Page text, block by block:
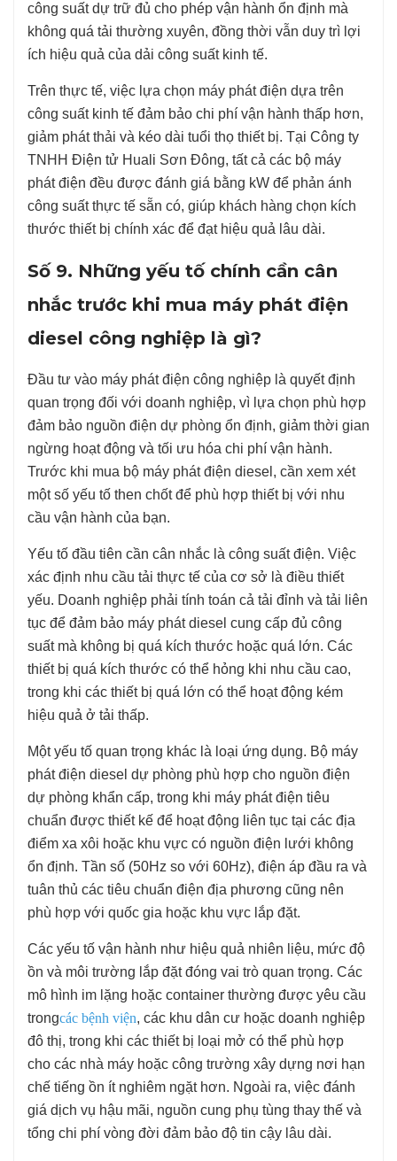
công suất dự trữ đủ cho phép vận hành ổn định mà
không quá tải thường xuyên, đồng thời vẫn duy trì lợi
ích hiệu quả của dải công suất kinh tế.
Trên thực tế, việc lựa chọn máy phát điện dựa trên
công suất kinh tế đảm bảo chi phí vận hành thấp hơn,
giảm phát thải và kéo dài tuổi thọ thiết bị. Tại Công ty
TNHH Điện tử Huali Sơn Đông, tất cả các bộ máy
phát điện đều được đánh giá bằng kW để phản ánh
công suất thực tế sẵn có, giúp khách hàng chọn kích
thước thiết bị chính xác để đạt hiệu quả lâu dài.
Số 9. Những yếu tố chính cần cân
nhắc trước khi mua máy phát điện
diesel công nghiệp là gì?
Đầu tư vào máy phát điện công nghiệp là quyết định
quan trọng đối với doanh nghiệp, vì lựa chọn phù hợp
đảm bảo nguồn điện dự phòng ổn định, giảm thời gian
ngừng hoạt động và tối ưu hóa chi phí vận hành.
Trước khi mua bộ máy phát điện diesel, cần xem xét
một số yếu tố then chốt để phù hợp thiết bị với nhu
cầu vận hành của bạn.
Yếu tố đầu tiên cần cân nhắc là công suất điện. Việc
xác định nhu cầu tải thực tế của cơ sở là điều thiết
yếu. Doanh nghiệp phải tính toán cả tải đỉnh và tải liên
tục để đảm bảo máy phát diesel cung cấp đủ công
suất mà không bị quá kích thước hoặc quá lớn. Các
thiết bị quá kích thước có thể hỏng khi nhu cầu cao,
trong khi các thiết bị quá lớn có thể hoạt động kém
hiệu quả ở tải thấp.
Một yếu tố quan trọng khác là loại ứng dụng. Bộ máy
phát điện diesel dự phòng phù hợp cho nguồn điện
dự phòng khẩn cấp, trong khi máy phát điện tiêu
chuẩn được thiết kế để hoạt động liên tục tại các địa
điểm xa xôi hoặc khu vực có nguồn điện lưới không
ổn định. Tần số (50Hz so với 60Hz), điện áp đầu ra và
tuân thủ các tiêu chuẩn điện địa phương cũng nên
phù hợp với quốc gia hoặc khu vực lắp đặt.
Các yếu tố vận hành như hiệu quả nhiên liệu, mức độ
ồn và môi trường lắp đặt đóng vai trò quan trọng. Các
mô hình im lặng hoặc container thường được yêu cầu
trongcác bệnh viện, các khu dân cư hoặc doanh nghiệp
đô thị, trong khi các thiết bị loại mở có thể phù hợp
cho các nhà máy hoặc công trường xây dựng nơi hạn
chế tiếng ồn ít nghiêm ngặt hơn. Ngoài ra, việc đánh
giá dịch vụ hậu mãi, nguồn cung phụ tùng thay thế và
tổng chi phí vòng đời đảm bảo độ tin cậy lâu dài.